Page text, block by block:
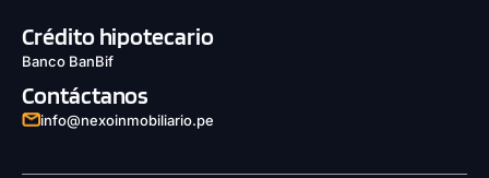
Crédito hipotecario
Banco BanBif
Contáctanos
info@nexoinmobiliario.pe